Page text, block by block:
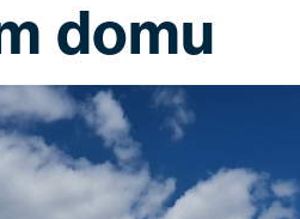
KATALOGI I INSTRUKCJE
AKTUALNOŚCI
O FIRMIE
domu